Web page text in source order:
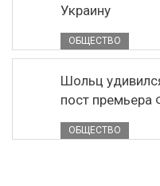
Украину
ОБЩЕСТВО
Шольц
пост премьера
ОБЩЕСТВО